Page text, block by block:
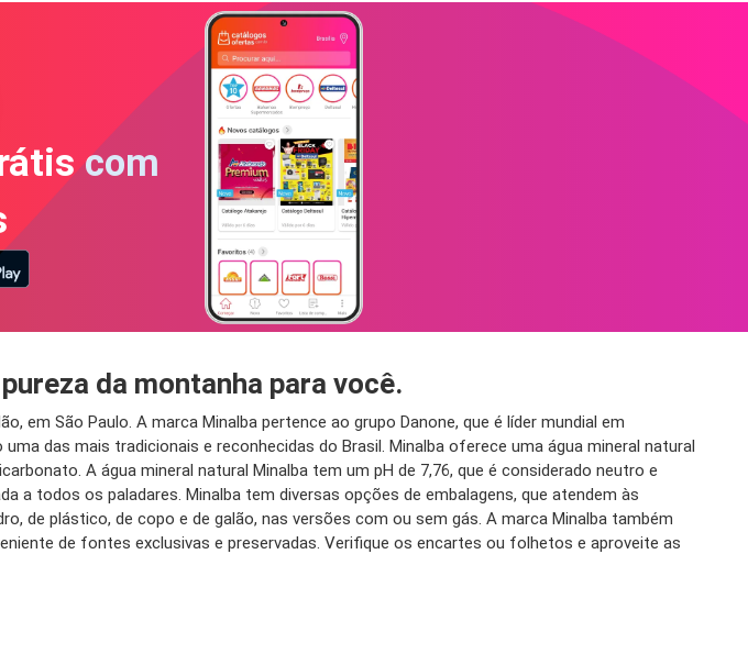
com
da montanha para você.
em São Paulo. A marca Minalba pertence ao grupo Danone, que é líder mundial em
das mais tradicionais e reconhecidas do Brasil. Minalba oferece uma água mineral natural
A água mineral natural Minalba tem um pH de 7,76, que é considerado neutro e
a todos os paladares. Minalba tem diversas opções de embalagens, que atendem às
de plástico, de copo e de galão, nas versões com ou sem gás. A marca Minalba também
de fontes exclusivas e preservadas. Verifique os encartes ou folhetos e aproveite as